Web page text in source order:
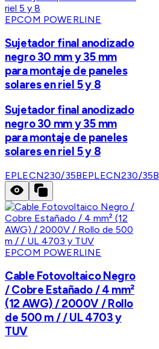
EPCOM POWERLINE
Sujetador final anodizado
negro 30 mm y 35 mm
para montaje de paneles
solares en riel 5 y 8
Sujetador final anodizado
negro 30 mm y 35 mm
para montaje de paneles
solares en riel 5 y 8
EPLECN230/35BEPLECN230/35B
EPCOM POWERLINE
Cable Fotovoltaico Negro
/ Cobre Estañado / 4 mm²
(12 AWG) / 2000V / Rollo
de 500 m / / UL 4703 y
TUV